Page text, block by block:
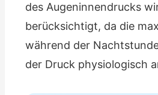
des Augeninnendrucks
berücksichtigt, da die
während der
der Druck physiologisch